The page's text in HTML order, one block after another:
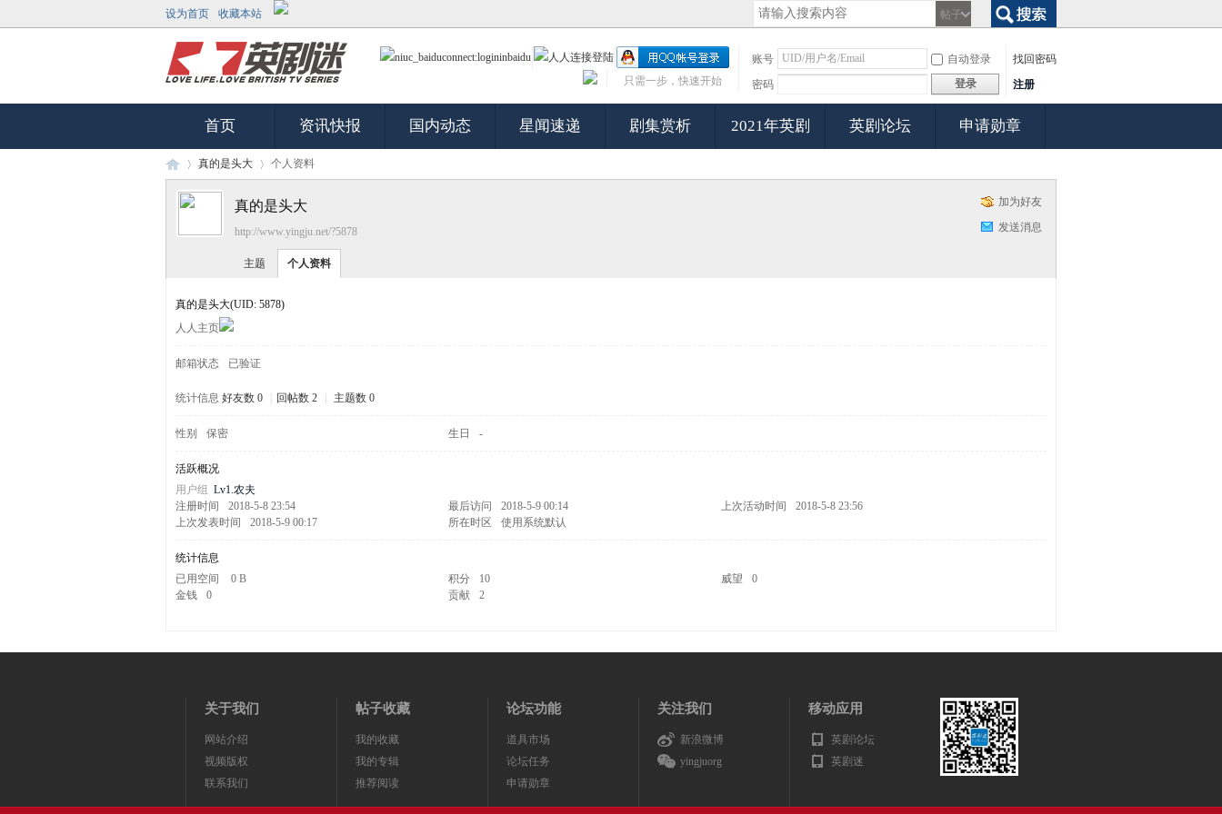
设为首页 收藏本站
帖子
账号
自动登录
找回密码
密码
登录 注册
只需一步，快速开始
首页 资讯快报 国内动态 星闻速递 剧集赏析 2021年英剧 英剧论坛 申请勋章
真的是头大 个人资料
加为好友
发送消息
真的是头大
http://www.yingju.net/?5878
主题 个人资料
真的是头大(UID: 5878)
人人主页
邮箱状态 已验证
统计信息 好友数 0 回帖数 2 主题数 0
性别 保密 生日 -
活跃概况
用户组 Lv1.农夫
注册时间
2018-5-8 23:54 最后访问 2018-5-9 00:14 上次活动时间
2018-5-8 23:56
上次发表时间
2018-5-9 00:17 所在时区 使用系统默认
统计信息
已用空间
0 B 积分 10 威望
0
金钱
0 贡献 2
关于我们
网站介绍
视频版权
联系我们
帖子收藏
我的收藏
我的专辑
推荐阅读
论坛功能
道具市场
论坛任务
申请勋章
关注我们
新浪微博
yingjuorg
移动应用
英剧论坛
英剧迷